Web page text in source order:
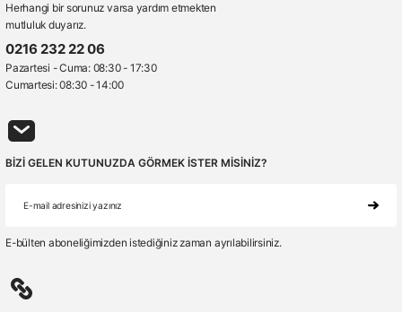
Herhangi bir sorunuz varsa yardım etmekten
mutluluk duyarız.
0216 232 22 06
Pazartesi - Cuma: 08:30 - 17:30
Cumartesi: 08:30 - 14:00
BİZİ GELEN KUTUNUZDA GÖRMEK İSTER MİSİNİZ?
E-bülten aboneliğimizden istediğiniz zaman ayrılabilirsiniz.